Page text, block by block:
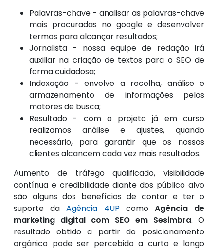
Palavras-chave - analisar as palavras-chave
mais procuradas no google e desenvolver
termos para alcançar resultados;
Jornalista - nossa equipe de redação irá
auxiliar na criação de textos para o SEO de
forma cuidadosa;
Indexação - envolve a recolha, análise e
armazenamento de informações pelos
motores de busca;
Resultado - com o projeto já em curso
realizamos análise e ajustes, quando
necessário, para garantir que os nossos
clientes alcancem cada vez mais resultados.
Aumento de tráfego qualificado, visibilidade
contínua e credibilidade diante dos público alvo
são alguns dos benefícios de contar e ter o
suporte daAgência 4UP como Agência de
marketing digital com SEO em Sesimbra. O
resultado obtido a partir do posicionamento
orgânico pode ser percebido a curto e longo